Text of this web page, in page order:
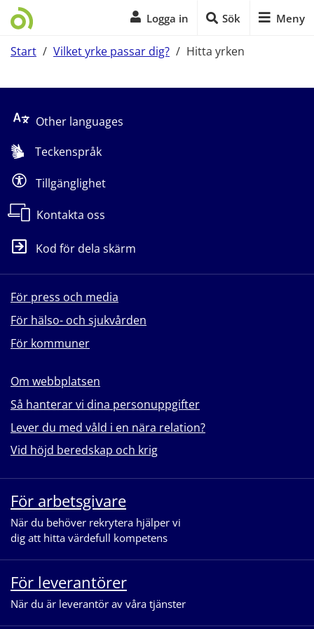
Logga in Sök Meny
Start / Vilket yrke passar dig? / Hitta yrken
Other languages
Teckenspråk
Tillgänglighet
Kontakta oss
Kod för dela skärm
För press och media
För hälso- och sjukvården
För kommuner
Om webbplatsen
Så hanterar vi dina personuppgifter
Lever du med våld i en nära relation?
Vid höjd beredskap och krig
För arbetsgivare
När du behöver rekrytera hjälper vi
dig att hitta värdefull kompetens
För leverantörer
När du är leverantör av våra tjänster